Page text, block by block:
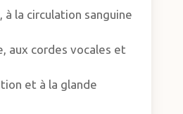
la circulation sanguine
aux cordes vocales et
et à la glande